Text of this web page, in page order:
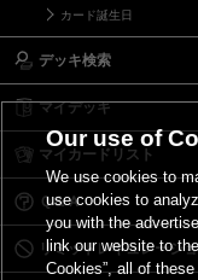
カード誕生日
デッキ検索
マイデッキ
マイカードリスト
Ｑ＆Ａ
リミットレギュレーシ
Our use of
We use cookies to
use cookies to
you with the
link our website to
Cookies”, all of